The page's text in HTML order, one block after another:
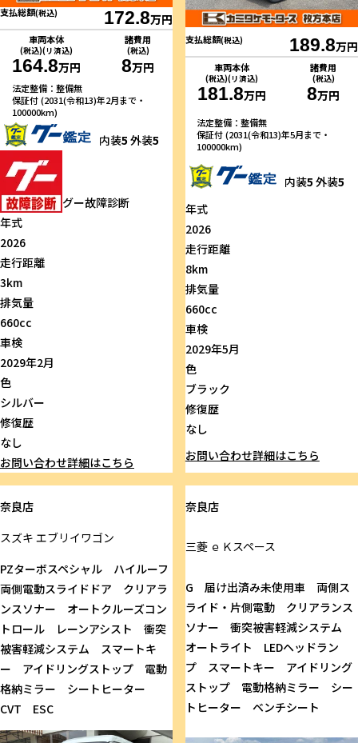
支払総額(税込) 172.8万円
車両本体
(税込)(リ済込)
164.8万円
諸費用
(税込)
8万円
法定整備：整備無
保証付 (2031(令和13)年2月まで・
100000km)
内装5 外装5
グー故障診断
年式
2026
走行距離
3km
排気量
660cc
車検
2029年2月
色
シルバー
修復歴
なし
お問い合わせ詳細はこちら
支払総額(税込) 189.8万円
車両本体
(税込)(リ済込)
181.8万円
諸費用
(税込)
8万円
法定整備：整備無
保証付 (2031(令和13)年5月まで・
100000km)
内装5 外装5
年式
2026
走行距離
8km
排気量
660cc
車検
2029年5月
色
ブラック
修復歴
なし
お問い合わせ詳細はこちら
奈良店
スズキ エブリイワゴン
PZターボスペシャル ハイルーフ
両側電動スライドドア クリアラ
ンスソナー オートクルーズコン
トロール レーンアシスト 衝突
被害軽減システム スマートキ
ー アイドリングストップ 電動
格納ミラー シートヒーター
CVT ESC
奈良店
三菱ｅＫスペース
G 届け出済み未使用車 両側ス
ライド・片側電動 クリアランス
ソナー 衝突被害軽減システム
オートライト LEDヘッドラン
プ スマートキー アイドリング
ストップ 電動格納ミラー シー
トヒーター ベンチシート